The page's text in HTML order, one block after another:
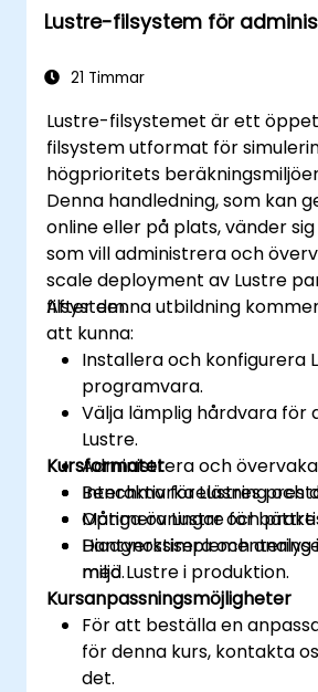
Lustre-filsystem för
21 Timmar
Lustre-filsystemet är ett
filsystem utformat för
högprioritets
Denna handledning, som kan
online eller på plats, vänder
som vill administrera och
scale deployment av Lustre
filsystem.
After denna utbildning
att kunna:
Installera och konfigurera
programvara.
Välja lämplig hårdvara för
Lustre.
Administrera och
Benchmarka Lustres
Optimera Lustre för
Diaagnostisera och
med Lustre i produktion.
Kursformatet
Interaktiv föreläsning och
Många övningar och
miljö.
Kursanpassningsmöjligheter
För att beställa en
för denna kurs, kontakta
det.